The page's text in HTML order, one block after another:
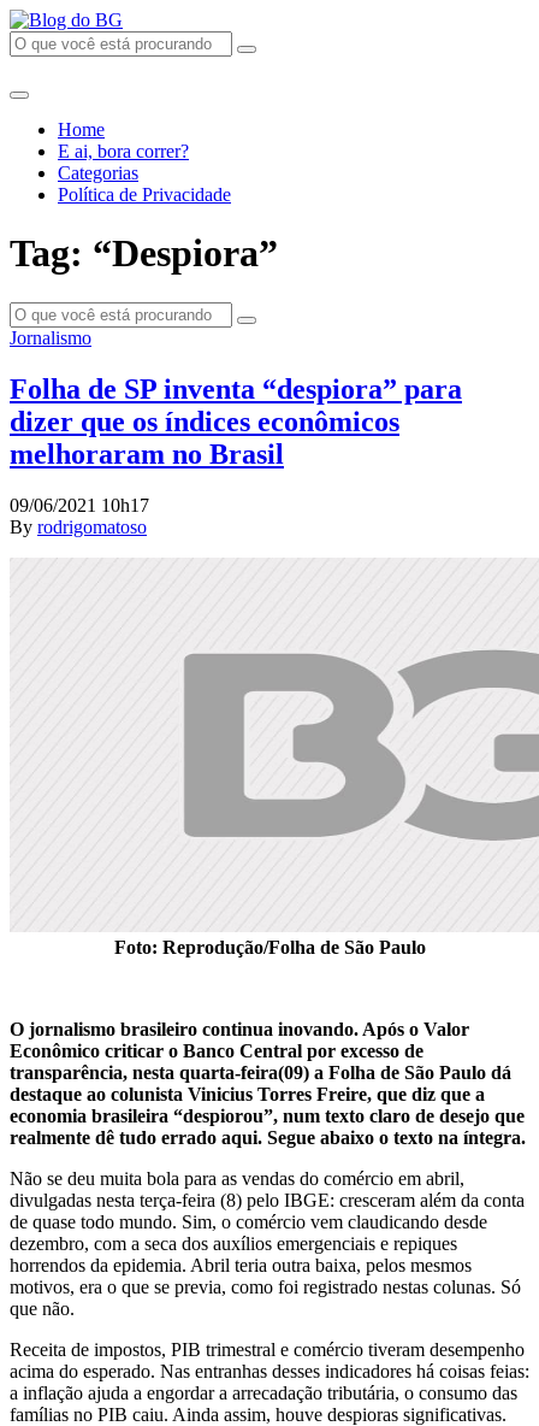
Home
E ai, bora correr?
Categorias
Política de Privacidade
Tag: “Despiora”
Jornalismo
Folha de SP inventa “despiora” para
dizer que os índices econômicos
melhoraram no Brasil
09/06/2021 10h17
By rodrigomatoso
Foto: Reprodução/Folha de São Paulo
O jornalismo brasileiro continua inovando. Após o Valor
Econômico criticar o Banco Central por excesso de
transparência, nesta quarta-feira(09) a Folha de São Paulo dá
destaque ao colunista Vinicius Torres Freire, que diz que a
economia brasileira “despiorou”, num texto claro de desejo que
realmente dê tudo errado aqui. Segue abaixo o texto na íntegra.
Não se deu muita bola para as vendas do comércio em abril,
divulgadas nesta terça-feira (8) pelo IBGE: cresceram além da conta
de quase todo mundo. Sim, o comércio vem claudicando desde
dezembro, com a seca dos auxílios emergenciais e repiques
horrendos da epidemia. Abril teria outra baixa, pelos mesmos
motivos, era o que se previa, como foi registrado nestas colunas. Só
que não.
Receita de impostos, PIB trimestral e comércio tiveram desempenho
acima do esperado. Nas entranhas desses indicadores há coisas feias:
a inflação ajuda a engordar a arrecadação tributária, o consumo das
famílias no PIB caiu. Ainda assim, houve despioras significativas.